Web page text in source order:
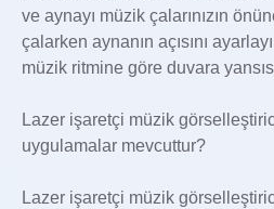
ve aynayı müzik çalarınızın
çalarken aynanın açısını
müzik ritmine göre duvara
Lazer işaretçi müzik
uygulamalar mevcuttur?
Lazer işaretçi müzik